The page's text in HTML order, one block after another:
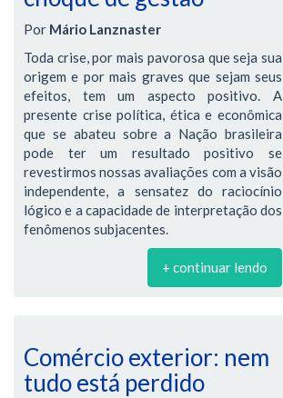
Por Mário Lanznaster
Toda crise, por mais pavorosa que seja sua
origem e por mais graves que sejam seus
efeitos, tem um aspecto positivo. A
presente crise política, ética e econômica
que se abateu sobre a Nação brasileira
pode ter um resultado positivo se
revestirmos nossas avaliações com a visão
independente, a sensatez do raciocínio
lógico e a capacidade de interpretação dos
fenômenos subjacentes.
+ continuar lendo
Comércio exterior: nem
tudo está perdido